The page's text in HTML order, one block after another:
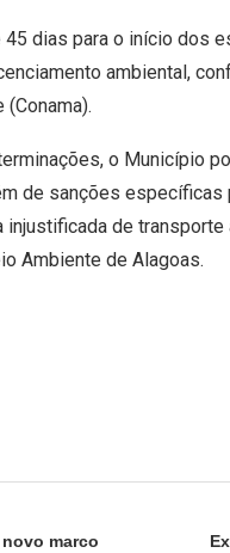
dias para o início dos
ambiental,
o Município
de sanções
injustificada de
Ambiente de Alagoas.
marco